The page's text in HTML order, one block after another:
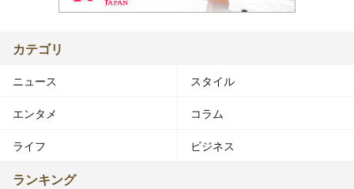
カテゴリ
ニュース スタイル
エンタメ コラム
ライフ ビジネス
ランキング